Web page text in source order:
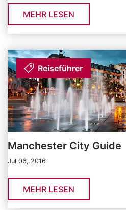
MEHR LESEN
Reiseführer
Manchester City Guide
Jul 06, 2016
MEHR LESEN